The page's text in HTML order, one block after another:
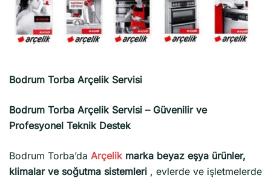
Bodrum Torba Arçelik Servisi
Bodrum Torba Arçelik Servisi – Güvenilir ve
Profesyonel Teknik Destek
Bodrum Torba’da Arçelik marka beyaz eşya ürünler,
klimalar ve soğutma sistemleri , evlerde ve işletmelerde